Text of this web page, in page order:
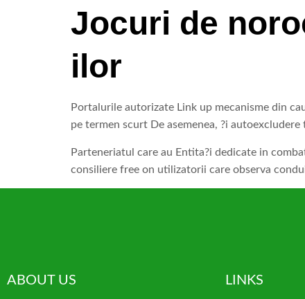
Jocuri de
ilor
Portalurile autorizate Link up mecanisme din
pe termen scurt De asemenea, ?i
Parteneriatul care au Entita?i dedicate in
consiliere free on utilizatorii care observa
ABOUT US LINKS